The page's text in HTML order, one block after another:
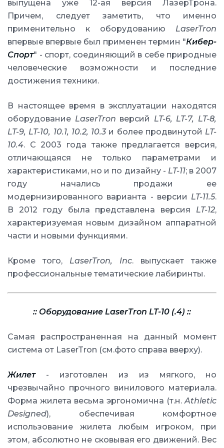
выпущена уже 12-ая версия ЛазерТрона.
Причем, следует заметить, что именно
применительно к оборудованию LaserTron
впервые впервые был применен термин "Кибер-
Спорт" - спорт, соединяющий в себе природные
человеческие возможности и последние
достижения техники.
В настоящее время в эксплуатации находятся
оборудование LaserTron версий LT-6, LT-7, LT-8,
LT-9, LT-10, 10.1, 10.2, 10.3и более продвинутой LT-
10.4. С 2003 года также предлагается версия,
отличающаяся не только параметрами и
характеристиками, но и по дизайну - LT-11; в 2007
году начались продажи ее
модернизированного варианта - версии LT-11.5.
В 2012 году была представлена версия LT-12,
характеризуемая новым дизайном аппаратной
части и новыми функциями.
Кроме того, LaserTron, Inc. выпускает также
профессиональные тематические лабиринты.
:: Оборудование LaserTron LT-10 (.4) ::
Самая распространенная на данный момент
система от LaserTron (см.фото справа вверху).
Жилет- изготовлен из из мягкого, но
чрезвычайно прочного винилового материала.
Форма жилета весьма эргономична (т.н. Athletic
Designed), обеспечивая комфортное
использование жилета любым игроком, при
этом, абсолютно не сковывая его движений. Вес